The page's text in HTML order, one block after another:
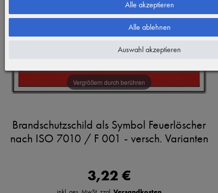
Vergrößern durch berühren
Brandschutzschild als Symbol Feuerlöscher
nach ISO 7010 / F 001 - versch. Varianten
3,22 €
Alle akzeptieren
Alle ablehnen
Auswahl akzeptieren